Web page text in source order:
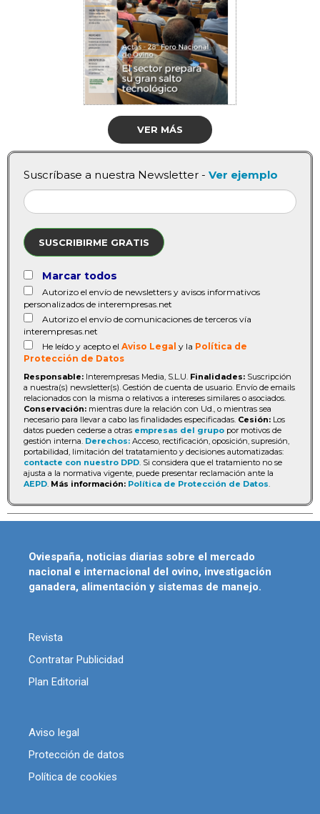
VER MÁS
Suscríbase a nuestra Newsletter - Ver ejemplo
SUSCRIBIRME GRATIS
Marcar todos
Autorizo el envío de newsletters y avisos informativos
personalizados de interempresas.net
Autorizo el envío de comunicaciones de terceros vía
interempresas.net
He leído y acepto el Aviso Legal y la Política de
Protección de Datos
Responsable: Interempresas Media, S.L.U. Finalidades: Suscripción
a nuestra(s) newsletter(s). Gestión de cuenta de usuario. Envío de emails
relacionados con la misma o relativos a intereses similares o asociados.
Conservación: mientras dure la relación con Ud., o mientras sea
necesario para llevar a cabo las finalidades especificadas. Cesión: Los
datos pueden cederse a otras empresas del grupo por motivos de
gestión interna. Derechos: Acceso, rectificación, oposición, supresión,
portabilidad, limitación del tratatamiento y decisiones automatizadas:
contacte con nuestro DPD. Si considera que el tratamiento no se
ajusta a la normativa vigente, puede presentar reclamación ante la
AEPD. Más información: Política de Protección de Datos.
Oviespaña, noticias diarias sobre el mercado
nacional e internacional del ovino, investigación
ganadera, alimentación y sistemas de manejo.
Revista
Contratar Publicidad
Plan Editorial
Aviso legal
Protección de datos
Política de cookies